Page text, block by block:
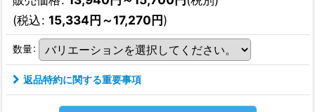
(税込: 15,334円～17,270円)
数量:
返品特約に関する重要事項